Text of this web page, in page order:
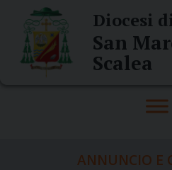
content
Diocesi
San
Scalea
ANNUNCIO E